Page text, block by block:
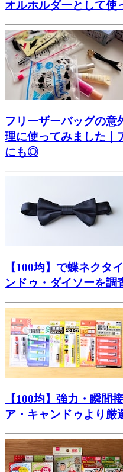
オルホルダーとして使
フリーザーバッグの意
理に使ってみました｜
にも◎
【100均】で蝶ネクタ
ンドゥ・ダイソーを調
【100均】強力・瞬間
ア・キャンドゥより厳